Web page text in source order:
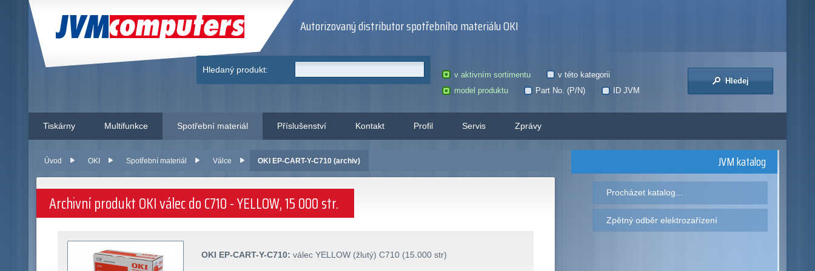
JVM Computers Autorizovaný distributor spotřebního materiálu OKI
Hledaný produkt:
v aktivním sortimentu
v této kategorii
model produktu
Part No. (P/N) ID JVM
Hledej
Tiskárny Multifunkce Spotřební materiál Příslušenství Kontakt Profil Servis Zprávy
Úvod OKI Spotřební materiál Válce OKI EP-CART-Y-C710 (archiv)
Archivní produkt OKI válec do C710 - YELLOW, 15 000 str.
OKI EP-CART-Y-C710: válec YELLOW (žlutý) C710 (15.000 str)
JVM katalog
Procházet katalog...
Zpětný odběr elektrozařízení